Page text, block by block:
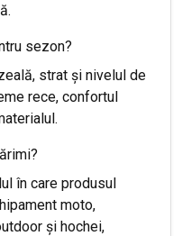
sezon?
strat și nivelul de
rece, confortul
în care produsul
moto,
și hochei,